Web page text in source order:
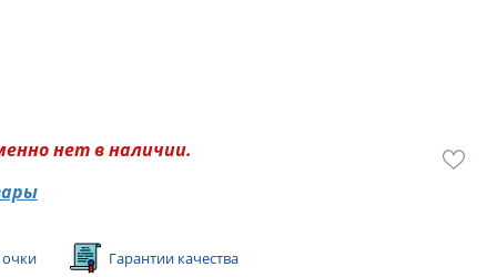
нет в наличии.
очки Гарантии качества